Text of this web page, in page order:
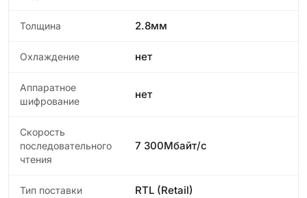
Толщина 2.8мм
Охлаждение нет
Аппаратное
шифрование
нет
Скорость
последовательного
чтения
7 300Мбайт/с
Тип поставки RTL (Retail)